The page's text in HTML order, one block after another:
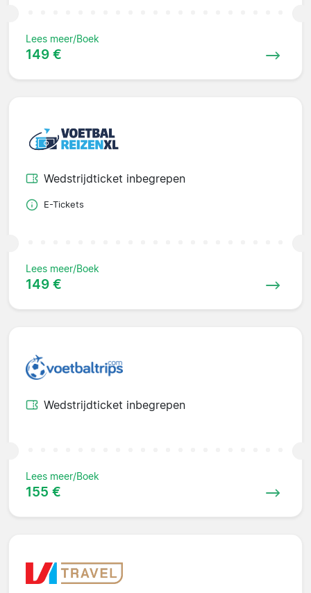
Lees meer/Boek
149 €
Wedstrijdticket inbegrepen
E-Tickets
Lees meer/Boek
149 €
Wedstrijdticket inbegrepen
Lees meer/Boek
155 €